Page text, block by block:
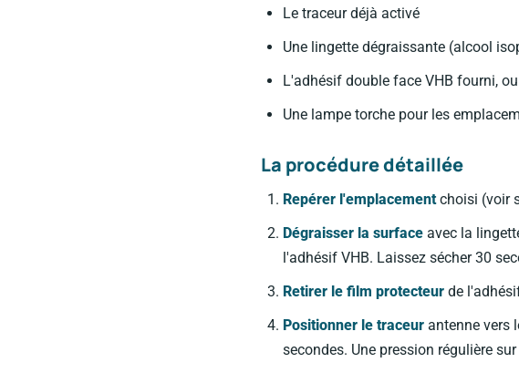
Le traceur déjà activé
Une lingette dégraissante (alcool
L'adhésif double face VHB fourni,
Une lampe torche pour les
La procédure détaillée
Repérer l'emplacementchoisi (voir
Dégraisser la surface avec la
l'adhésif VHB. Laissez sécher 30
Retirer le film protecteur de
Positionner le traceur antenne vers
secondes. Une pression régulière